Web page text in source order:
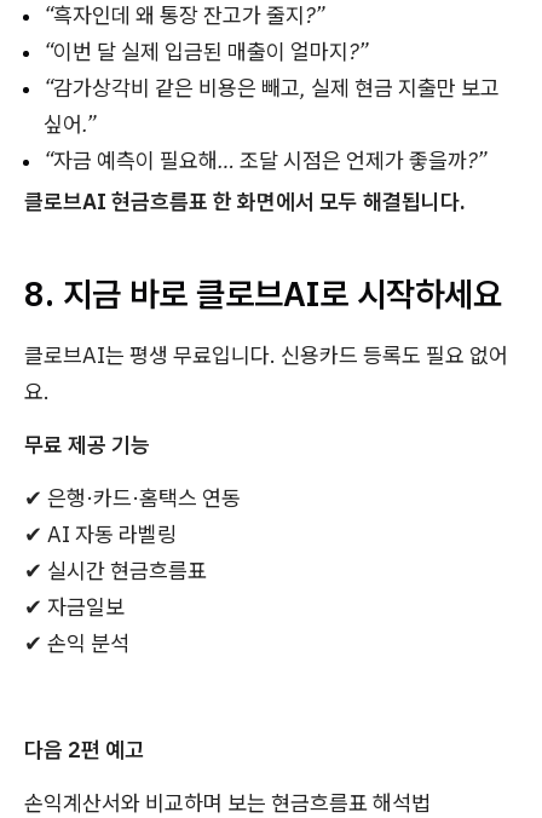
“흑자인데 왜 통장 잔고가 줄지?”
“이번 달 실제 입금된 매출이 얼마지?”
“감가상각비 같은 비용은 빼고, 실제 현금 지출만 보고
싶어.”
“자금 예측이 필요해… 조달 시점은 언제가 좋을까?”
클로브AI 현금흐름표 한 화면에서 모두 해결됩니다.
8. 지금 바로 클로브AI로 시작하세요
클로브AI는 평생 무료입니다. 신용카드 등록도 필요 없어
요.
무료 제공 기능
✔ 은행·카드·홈택스 연동
✔ AI 자동 라벨링
✔ 실시간 현금흐름표
✔ 자금일보
✔ 손익 분석
다음 2편 예고
손익계산서와 비교하며 보는 현금흐름표 해석법